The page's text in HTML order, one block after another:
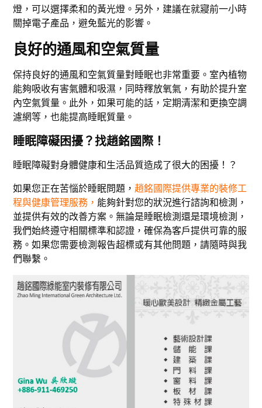
燈，可以選擇柔和的黃光燈。另外，建議在就寢前一小時
關掉電子產品，避免藍光的影響。
良好的通風和空氣質量
保持良好的通風和空氣質量對睡眠也非常重要。室內植物
能夠吸收有害氣體和吸濕，同時釋放氧氣，有助於提升室
內空氣質量。此外，如果可能的話，定期清潔和更換空調
濾網等，也能提高睡眠質量。
睡眠障礙困擾？找趙銘國際！
睡眠障礙對身體健康和生活品質造成了很大的困擾！？
如果您正在苦惱於睡眠問題，趙銘國際提供專業的裝修工
程與健康管理服務， 能夠針對您的狀況進行諮詢和檢測，
並提供有效的改善方案。無論是睡眠檢測還是環境檢測，
我們始終遵守相關標準和認證，確保為客戶提供可靠的服
務。如果您需要檢測報告超標或有其他問題，請隨時與我
們聯繫。